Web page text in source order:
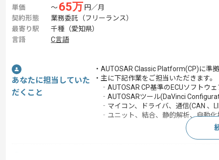
単価 〜65万 円／月
契約形態
業務委託（フリーランス）
最寄り駅
千種（愛知県）
言語
C言語
あなたに担当していた
だくこと
・AUTOSAR Classic Platform(CP)に準
・主に下記作業をご担当いただきます。
‐AUTOSAR CP基準のECUソフトウ
‐AUTOSARツール(DaVinci
‐マイコン、ドライバ、通信(CAN 、
‐ユニット、結合、静的解析、自動化